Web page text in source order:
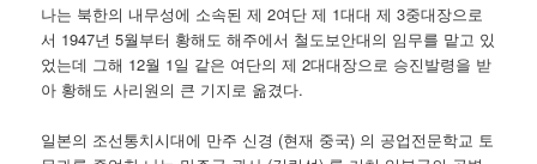
나는 북한의 내무성에 소속된 제 2여단 제 1대대 제 3중대장으로
서 1947년 5월부터 황해도 해주에서 철도보안대의 임무를 맡고 있
었는데 그해 12월 1일 같은 여단의 제 2대대장으로 승진발령을 받
아 황해도 사리원의 큰 기지로 옮겼다.
일본의 조선통치시대에 만주 신경 (현재 중국) 의 공업전문학교 토